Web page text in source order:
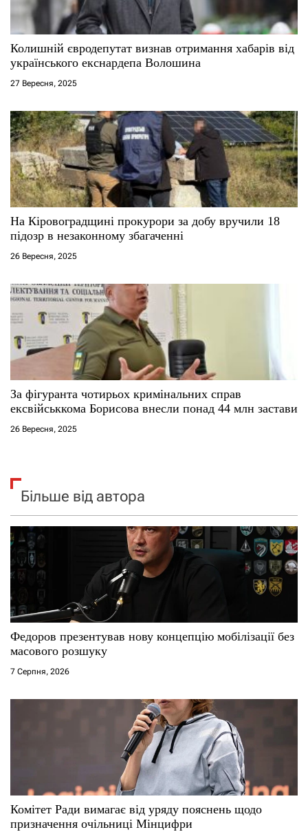
и
с
і
в
Колишній євродепутат визнав отримання хабарів від
українського екснардепа Волошина
27 Вересня, 2025
На Кіровоградщині прокурори за добу вручили 18
підозр в незаконному збагаченні
26 Вересня, 2025
За фігуранта чотирьох кримінальних справ
ексвійськкома Борисова внесли понад 44 млн застави
26 Вересня, 2025
Більше від автора
Федоров презентував нову концепцію мобілізації без
масового розшуку
7 Серпня, 2026
Комітет Ради вимагає від уряду пояснень щодо
призначення очільниці Мінцифри